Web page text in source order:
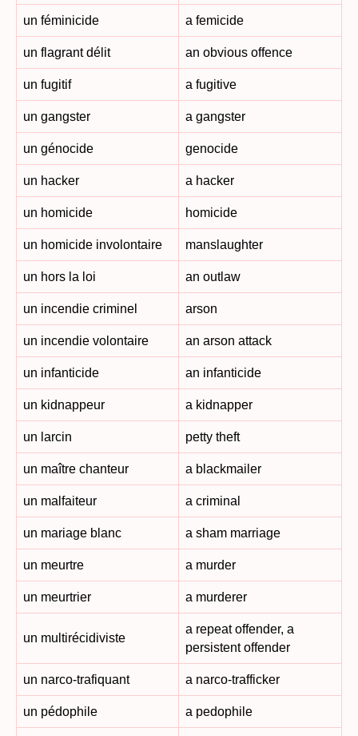
un féminicide a femicide
un flagrant délit an obvious offence
un fugitif a fugitive
un gangster a gangster
un génocide genocide
un hacker a hacker
un homicide homicide
un homicide involontaire manslaughter
un hors la loi an outlaw
un incendie criminel arson
un incendie volontaire an arson attack
un infanticide an infanticide
un kidnappeur a kidnapper
un larcin petty theft
un maître chanteur a blackmailer
un malfaiteur a criminal
un mariage blanc a sham marriage
un meurtre a murder
un meurtrier a murderer
un multirécidiviste
a repeat offender, a
persistent offender
un narco-trafiquant a narco-trafficker
un pédophile a pedophile